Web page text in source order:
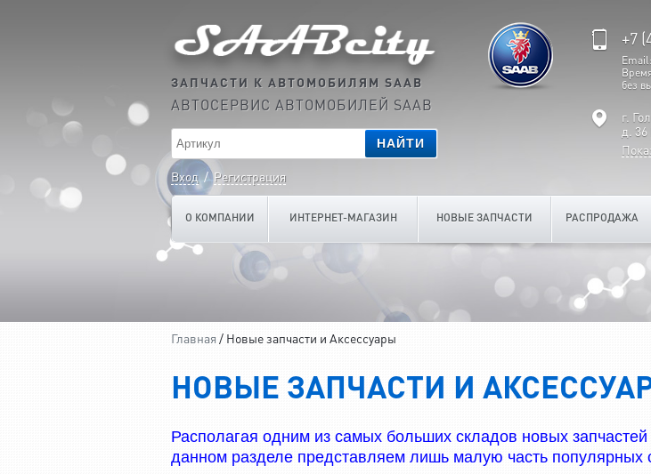
ЗАПЧАСТИ К АВТОМОБИЛЯМ SAAB
АВТОСЕРВИС АВТОМОБИЛЕЙ SAAB
НАЙТИ
Вход/Регистрация
+7
без
г.
д. 36
О КОМПАНИИ ИНТЕРНЕТ-МАГАЗИН НОВЫЕ ЗАПЧАСТИ РАСПРОДАЖА
Главная / Новые запчасти и Аксессуары
НОВЫЕ ЗАПЧАСТИ И
Располагая одним из самых больших складов новых
данном разделе представляем лишь малую часть популярных